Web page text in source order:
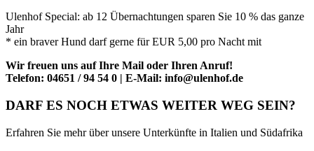
Ulenhof Special: ab 12 Übernachtungen sparen Sie 10 % das ganze
Jahr
* ein braver Hund darf gerne für EUR 5,00 pro Nacht mit
Wir freuen uns auf Ihre Mail oder Ihren Anruf!
Telefon: 04651 / 94 54 0 | E-Mail: info@ulenhof.de
DARF ES NOCH ETWAS WEITER WEG SEIN?
Erfahren Sie mehr über unsere Unterkünfte in Italien und Südafrika